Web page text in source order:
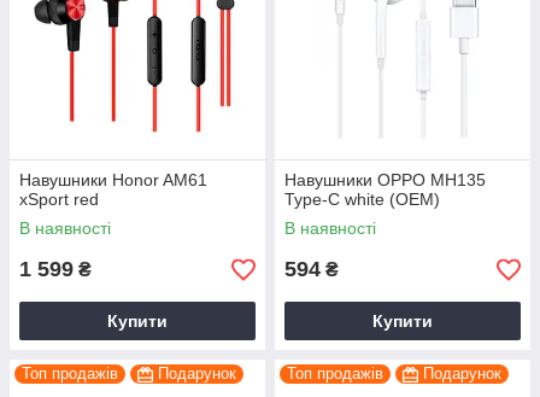
Навушники Honor AM61
xSport red
В наявності
1 599 ₴
Купити
Навушники OPPO MH135
Type-C white (OEM)
В наявності
594 ₴
Купити
Топ продажів Подарунок Топ продажів Подарунок